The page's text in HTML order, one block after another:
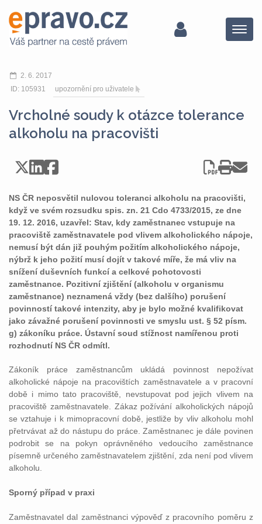
Menu
2. 6. 2017
ID: 105931
upozornění pro uživatele
Vrcholné soudy k otázce tolerance
alkoholu na pracovišti
NS ČR neposvětil nulovou toleranci alkoholu na pracovišti,
když ve svém rozsudku spis. zn. 21 Cdo 4733/2015, ze dne
19. 12. 2016, uzavřel: Stav, kdy zaměstnanec vstupuje na
pracoviště zaměstnavatele pod vlivem alkoholického nápoje,
nemusí být dán již pouhým požitím alkoholického nápoje,
nýbrž k jeho požití musí dojít v takové míře, že má vliv na
snížení duševních funkcí a celkové pohotovosti
zaměstnance. Pozitivní zjištění (alkoholu v organismu
zaměstnance) neznamená vždy (bez dalšího) porušení
povinností takové intenzity, aby je bylo možné kvalifikovat
jako závažné porušení povinnosti ve smyslu ust. § 52 písm.
g) zákoníku práce. Ústavní soud stížnost namířenou proti
rozhodnutí NS ČR odmítl.
Zákoník práce zaměstnancům ukládá povinnost nepožívat
alkoholické nápoje na pracovištích zaměstnavatele a v pracovní
době i mimo tato pracoviště, nevstupovat pod jejich vlivem na
pracoviště zaměstnavatele. Zákaz požívání alkoholických nápojů
se vztahuje i k mimopracovní době, jestliže by vliv alkoholu mohl
přetrvávat až do nástupu do práce. Zaměstnanec je dále povinen
podrobit se na pokyn oprávněného vedoucího zaměstnance
písemně určeného zaměstnavatelem zjištění, zda není pod vlivem
alkoholu.
Sporný případ v praxi
Zaměstnavatel dal zaměstnanci výpověď z pracovního poměru z